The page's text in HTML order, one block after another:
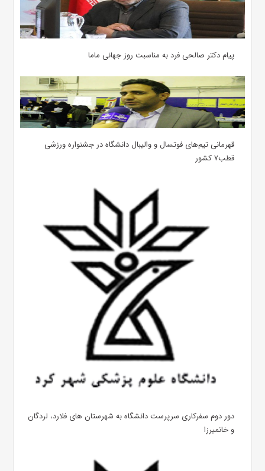
پیام دکتر صالحی فرد به مناسبت روز جهانی ماما
قهرمانی تیم‌های فوتسال و والیبال دانشگاه در جشنواره ورزشی
قطب۷ کشور
دور دوم سفرکاری سرپرست دانشگاه به شهرستان های فلارد، لردگان
و خانمیرزا